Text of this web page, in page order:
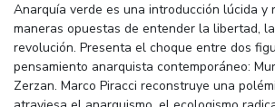
Anarquía verde es una introducción lúcida y
maneras opuestas de entender la libertad,
revolución. Presenta el choque entre dos
pensamiento anarquista contemporáneo:
Zerzan. Marco Piracci reconstruye una